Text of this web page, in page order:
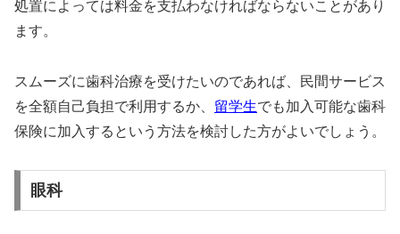
処置によっては料金を支払わなければならないことがあり
ます。
スムーズに歯科治療を受けたいのであれば、民間サービス
を全額自己負担で利用するか、 留学生でも加入可能な歯科
保険に加入するという方法を検討した方がよいでしょう。
眼科